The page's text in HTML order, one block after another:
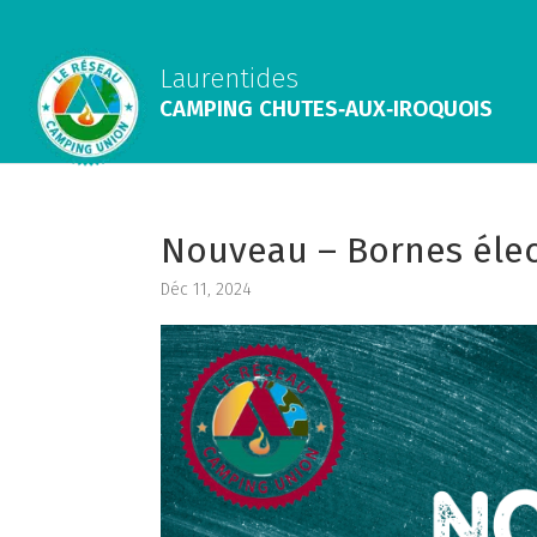
Laurentides
CAMPING CHUTES‑AUX‑IROQUOIS
Nouveau – Bornes
Déc 11, 2024